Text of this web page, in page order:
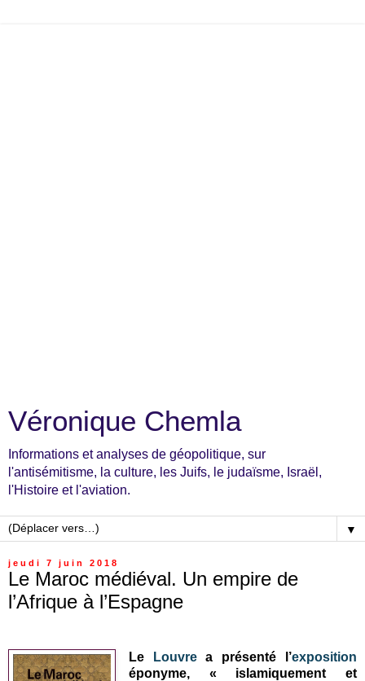
Véronique Chemla
Informations et analyses de géopolitique, sur
l'antisémitisme, la culture, les Juifs, le judaïsme, Israël,
l'Histoire et l'aviation.
▼
jeudi 7 juin 2018
Le Maroc médiéval. Un empire de
l’Afrique à l’Espagne
Le Louvrea présenté l’exposition
éponyme, « islamiquement et